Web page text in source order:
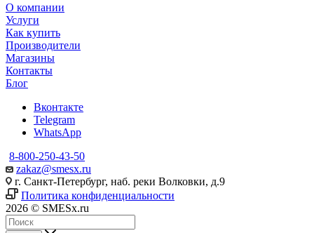
О компании
Услуги
Как купить
Производители
Магазины
Контакты
Блог
Вконтакте
Telegram
WhatsApp
8-800-250-43-50
zakaz@smesx.ru
г. Санкт-Петербург, наб. реки Волковки, д.9
Политика конфиденциальности
2026 © SMESx.ru